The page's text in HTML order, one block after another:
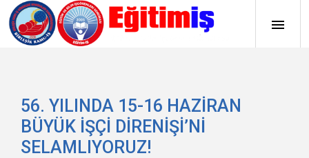
56.⁠ ⁠YILINDA 15-16 HAZİRAN
BÜYÜK İŞÇİ DİRENİŞİ’Nİ
SELAMLIYORUZ!